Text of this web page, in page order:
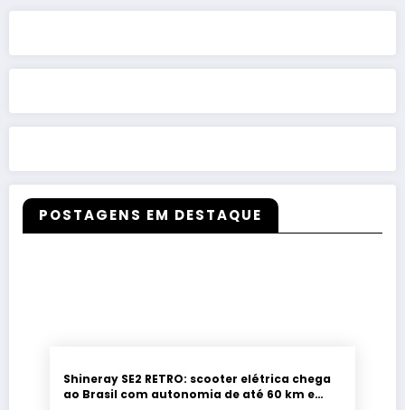
POSTAGENS EM DESTAQUE
Shineray SE2 RETRO: scooter elétrica chega
ao Brasil com autonomia de até 60 km e